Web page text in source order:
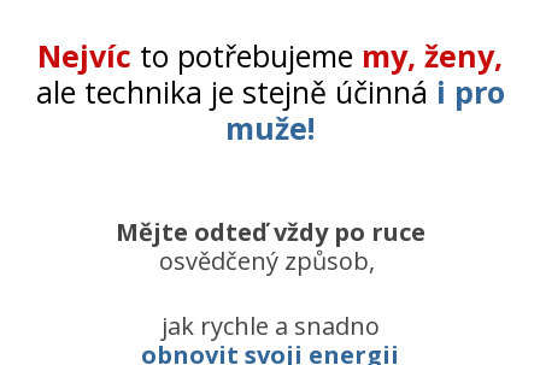
Nejvíc to potřebujeme my, ženy,
ale technika je stejně účinná i pro
muže!
Mějte odteď vždy po ruce
osvědčený způsob,
jak rychle a snadno
obnovit svoji energii